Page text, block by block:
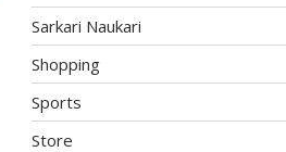
Sarkari Naukari
Shopping
Sports
Store